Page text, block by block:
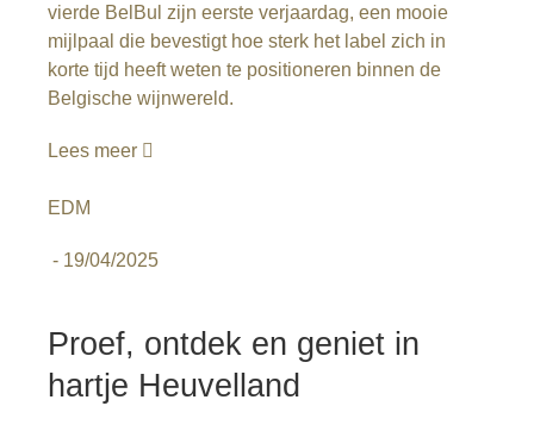
vierde BelBul zijn eerste verjaardag, een mooie
mijlpaal die bevestigt hoe sterk het label zich in
korte tijd heeft weten te positioneren binnen de
Belgische wijnwereld.
Lees meer
EDM
- 19/04/2025
Proef, ontdek en geniet in
hartje Heuvelland